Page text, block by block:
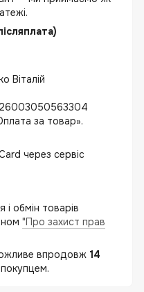
Віталій
за товар».
через сервіс
обмін товарів
"Про захист прав
впродовж 14